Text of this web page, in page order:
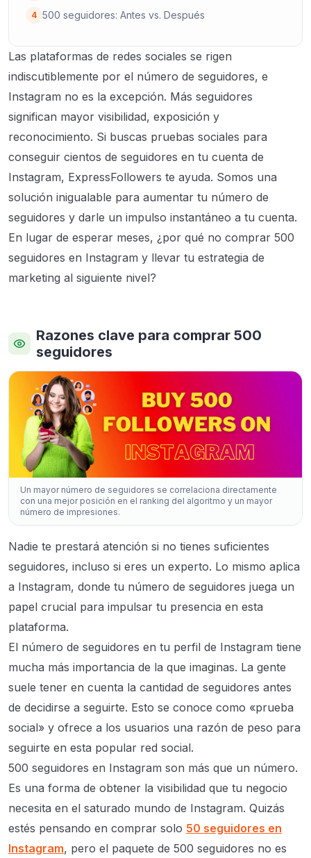
4 500 seguidores: Antes vs. Después
Las plataformas de redes sociales se rigen
indiscutiblemente por el número de seguidores, e
Instagram no es la excepción. Más seguidores
significan mayor visibilidad, exposición y
reconocimiento. Si buscas pruebas sociales para
conseguir cientos de seguidores en tu cuenta de
Instagram, ExpressFollowers te ayuda. Somos una
solución inigualable para aumentar tu número de
seguidores y darle un impulso instantáneo a tu cuenta.
En lugar de esperar meses, ¿por qué no comprar 500
seguidores en Instagram y llevar tu estrategia de
marketing al siguiente nivel?
Razones clave para comprar 500
seguidores
Un mayor número de seguidores se correlaciona directamente
con una mejor posición en el ranking del algoritmo y un mayor
número de impresiones.
Nadie te prestará atención si no tienes suficientes
seguidores, incluso si eres un experto. Lo mismo aplica
a Instagram, donde tu número de seguidores juega un
papel crucial para impulsar tu presencia en esta
plataforma.
El número de seguidores en tu perfil de Instagram tiene
mucha más importancia de la que imaginas. La gente
suele tener en cuenta la cantidad de seguidores antes
de decidirse a seguirte. Esto se conoce como «prueba
social» y ofrece a los usuarios una razón de peso para
seguirte en esta popular red social.
500 seguidores en Instagram son más que un número.
Es una forma de obtener la visibilidad que tu negocio
necesita en el saturado mundo de Instagram. Quizás
estés pensando en comprar solo 50 seguidores en
Instagram, pero el paquete de 500 seguidores no es